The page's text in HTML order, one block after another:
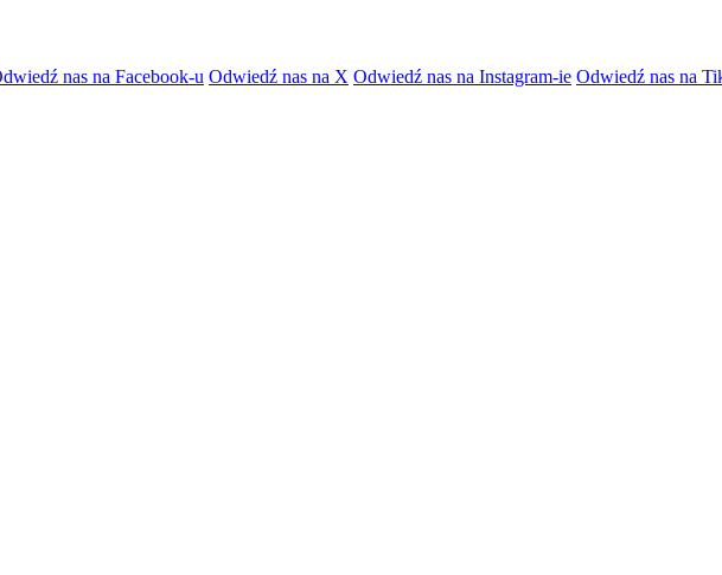
nas na Facebook-u Odwiedź nas na X Odwiedź nas na Instagram-ie Odwiedź nas na